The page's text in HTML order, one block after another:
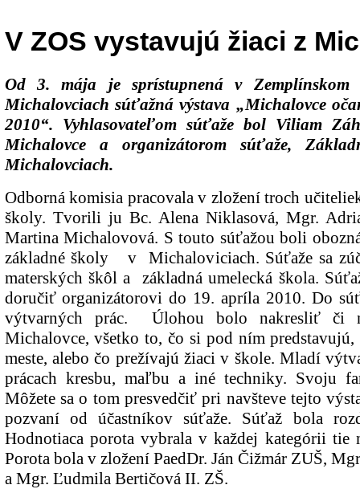
V ZOS vystavujú žiaci z
Od 3. mája je sprístupnená v Zemplínskom
Michalovciach súťažná výstava „Michalovce
2010“. Vyhlasovateľom súťaže bol Viliam
Michalovce a organizátorom súťaže,
Michalovciach.
Odborná komisia pracovala v zložení troch
školy. Tvorili ju Bc. Alena Niklasová, Mgr.
Martina Michalovová. S touto súťažou boli
základné školy v Michaloviciach. Súťaže sa
materských škôl a základná umelecká škola.
doručiť organizátorovi do 19. apríla 2010. Do
výtvarných prác. Úlohou bolo nakresliť či
Michalovce, všetko to, čo si pod ním
meste, alebo čo prežívajú žiaci v škole. Mladí
prácach kresbu, maľbu a iné techniky. Svoju
Môžete sa o tom presvedčiť pri navšteve tejto
pozvaní od účastníkov súťaže. Súťaž bola
Hodnotiaca porota vybrala v každej kategórii tie
Porota bola v zložení PaedDr. Ján Čižmár ZUŠ,
a Mgr. Ľudmila Bertičová II. ZŠ.